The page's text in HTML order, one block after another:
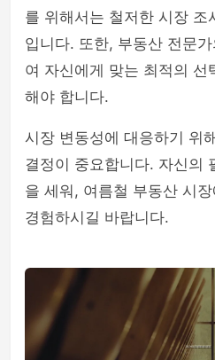
를 위해서는 철저한 시장 조
입니다. 또한, 부동산 전문
여 자신에게 맞는 최적의 선
해야 합니다.
시장 변동성에 대응하기 위
결정이 중요합니다. 자신의
을 세워, 여름철 부동산 시
경험하시길 바랍니다.